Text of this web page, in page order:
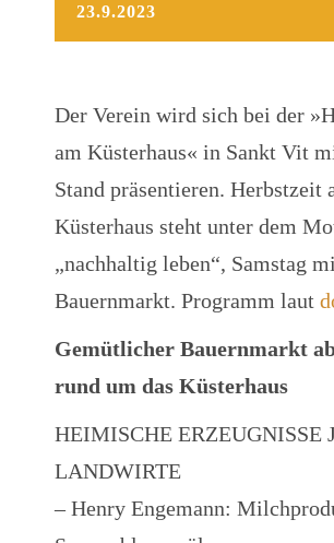
23.9.2023
Der Verein wird sich bei der
am Küsterhaus« in Sankt Vit
Stand präsentieren. Herbstzeit
Küsterhaus steht unter dem
„nachhaltig leben“, Samstag
Bauernmarkt. Programm laut
Gemütlicher Bauernmarkt
rund um das Küsterhaus
HEIMISCHE ERZEUGNISSE
LANDWIRTE
– Henry Engemann: